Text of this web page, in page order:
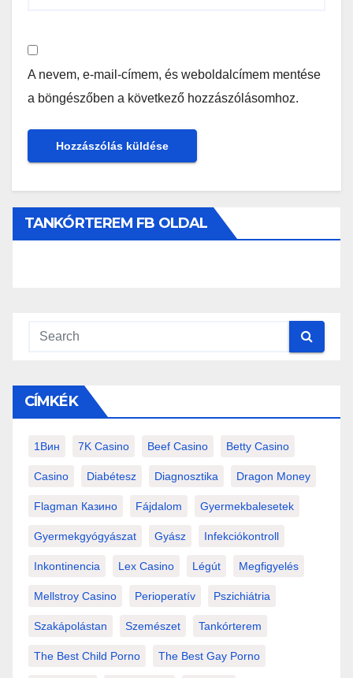
A nevem, e-mail-címem, és weboldalcímem mentése
a böngészőben a következő hozzászólásomhoz.
TANKÓRTEREM FB OLDAL
CÍMKÉK
1Вин 7K Casino Beef Casino Betty Casino
Casino Diabétesz Diagnosztika Dragon Money
Flagman Казино Fájdalom Gyermekbalesetek
Gyermekgyógyászat Gyász Infekciókontroll
Inkontinencia Lex Casino Légút Megfigyelés
Mellstroy Casino Perioperatív Pszichiátria
Szakápolástan Szemészet Tankórterem
The Best Child Porno The Best Gay Porno